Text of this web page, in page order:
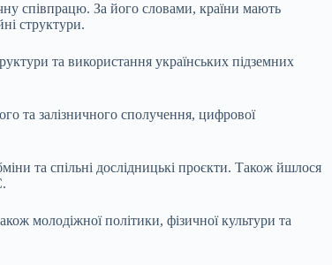
співпрацю. За його словами, країни мають
структури.
та використання українських підземних
та залізничного сполучення, цифрової
та спільні дослідницькі проєкти. Також йшлося
молодіжної політики, фізичної культури та